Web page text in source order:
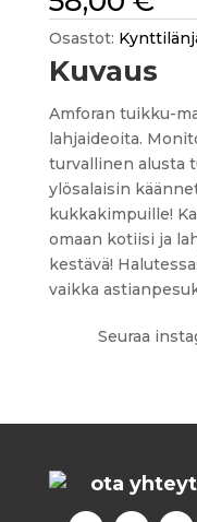
Osastot:
Kuvaus
Amforan tuikku-
lahjaideoita.
turvallinen alusta
ylösalaisin
kukkakimpuille!
omaan kotiisi ja
kestävä!
vaikka
Seuraa
ota